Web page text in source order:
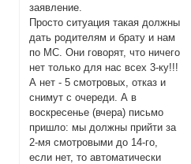
заявление.
Просто ситуация такая должны
дать родителям и брату и нам
по МС. Они говорят, что ничего
нет только для нас всех 3-ку!!!
А нет - 5 смотровых, отказ и
снимут с очереди. А в
воскресенье (вчера) письмо
пришло: мы должны прийти за
2-мя смотровыми до 14-го,
если нет, то автоматически